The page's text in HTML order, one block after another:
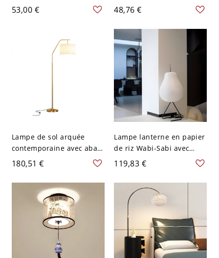
jour en tissu pour entrée -
Tambour 110 V-120 V
53,00 €
en tissu pour salon salle à
manger - Tambour 110 V-
120 V Lotus Beige
48,76 €
Lampe de sol arquée
contemporaine avec abat-
jour en tissu suspendu
pour lecture - Or 110 V-
120 V lin
180,51 €
Lampe lanterne en papier
de riz Wabi-Sabi avec
trépied noir et lueur
douce - 110 V-120 V Beige
Poire
119,83 €